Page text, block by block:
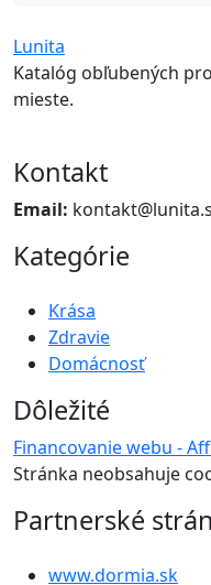
Lunita
Katalóg obľubených
mieste.
Kontakt
Email:
Kategórie
Krása
Zdravie
Domácnosť
Dôležité
Financovanie webu -
Stránka neobsahuje
Partnerské
www.dormia.sk